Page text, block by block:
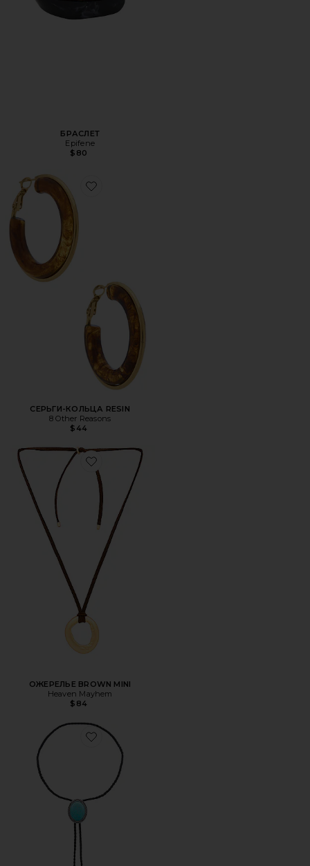
БРАСЛЕТ
Epifene
$80
Favorite СЕРЬГИ-КОЛЬЦА RESIN
СЕРЬГИ-КОЛЬЦА RESIN
8 Other Reasons
$44
Favorite ОЖЕРЕЛЬЕ BROWN MINI
ОЖЕРЕЛЬЕ BROWN MINI
Heaven Mayhem
$84
Favorite КОЛЬЕ-БОЛО MARENGO